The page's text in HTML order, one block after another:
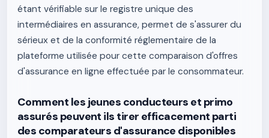
étant vérifiable sur le registre unique des
intermédiaires en assurance, permet de s'assurer du
sérieux et de la conformité réglementaire de la
plateforme utilisée pour cette comparaison d'offres
d'assurance en ligne effectuée par le consommateur.
Comment les jeunes conducteurs et primo
assurés peuvent ils tirer efficacement parti
des comparateurs d'assurance disponibles